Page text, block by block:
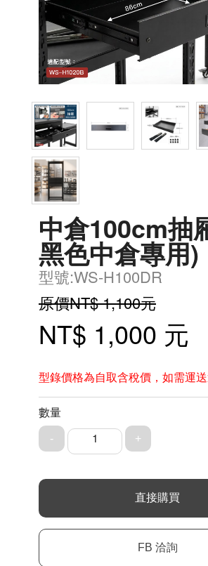
中倉100cm抽
黑色中倉專用)
型號:WS-H100DR
原價NT$ 1,100元
NT$ 1,000 元
型錄價格為自取含稅價，如需運
數量
1